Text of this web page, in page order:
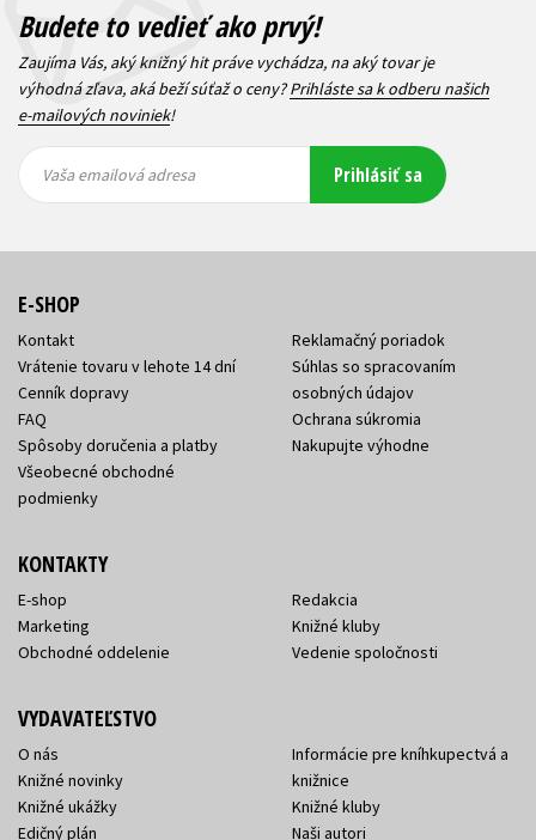
Budete to vedieť ako prvý!
Zaujíma Vás, aký knižný hit práve vychádza, na aký tovar je
výhodná zľava, aká beží súťaž o ceny?Prihláste sa k odberu našich
e-mailových noviniek!
emailová
emailová
Vaša emailová adresa Prihlásiť sa
E-SHOP
Kontakt
Vrátenie tovaru v lehote 14 dní
Cenník dopravy
FAQ
Spôsoby doručenia a platby
Všeobecné obchodné
podmienky
Reklamačný poriadok
Súhlas so spracovaním
osobných údajov
Ochrana súkromia
Nakupujte výhodne
KONTAKTY
E-shop
Marketing
Obchodné oddelenie
Redakcia
Knižné kluby
Vedenie spoločnosti
VYDAVATEĽSTVO
O nás
Knižné novinky
Knižné ukážky
Edičný plán
Informácie pre kníhkupectvá a
knižnice
Knižné kluby
Naši autori